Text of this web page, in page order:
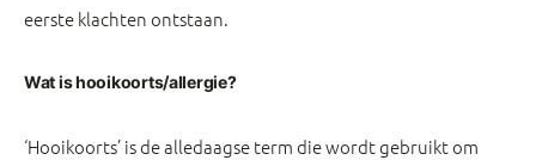
eerste klachten ontstaan.
Wat is hooikoorts/allergie?
‘Hooikoorts’ is de alledaagse term die wordt gebruikt om